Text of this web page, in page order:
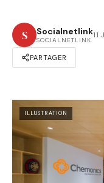
S Socialnetlink
SOCIALNETLINK
11
PARTAGER
ILLUSTRATION